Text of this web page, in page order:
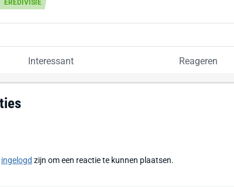
EREDIVISIE
Interessant Reageren
ingelogd zijn om een reactie te kunnen plaatsen.